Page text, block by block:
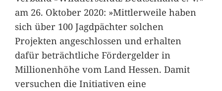
am 26. Oktober 2020: »Mittlerweile haben
sich über 100 Jagdpächter solchen
Projekten angeschlossen und erhalten
dafür beträchtliche Fördergelder in
Millionenhöhe vom Land Hessen. Damit
versuchen die Initiativen eine